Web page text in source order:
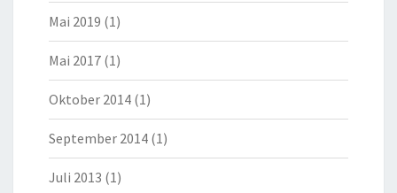
Mai 2019 (1)
Mai 2017 (1)
Oktober 2014 (1)
September 2014 (1)
Juli 2013 (1)